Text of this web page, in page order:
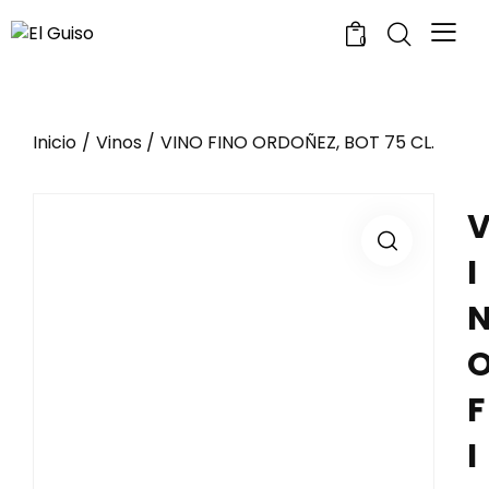
0
Inicio Vinos VINO FINO ORDOÑEZ, BOT 75 CL.
I
F
I